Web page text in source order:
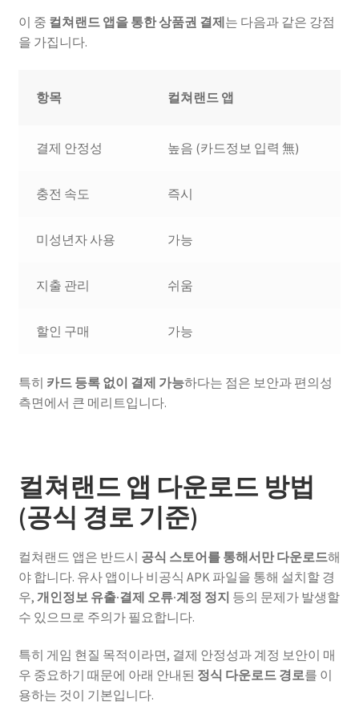
이 중 컬쳐랜드 앱을 통한 상품권 결제는 다음과 같은 강점
을 가집니다.
항목 컬쳐랜드 앱
결제 안정성 높음 (카드정보 입력 無)
충전 속도 즉시
미성년자 사용 가능
지출 관리 쉬움
할인 구매 가능
특히 카드 등록 없이 결제 가능하다는 점은 보안과 편의성
측면에서 큰 메리트입니다.
컬쳐랜드 앱 다운로드 방법
(공식 경로 기준)
컬쳐랜드 앱은 반드시 공식 스토어를 통해서만 다운로드해
야 합니다. 유사 앱이나 비공식 APK 파일을 통해 설치할 경
우, 개인정보 유출·결제 오류·계정 정지 등의 문제가 발생할
수 있으므로 주의가 필요합니다.
특히 게임 현질 목적이라면, 결제 안정성과 계정 보안이 매
우 중요하기 때문에 아래 안내된 정식 다운로드 경로를 이
용하는 것이 기본입니다.